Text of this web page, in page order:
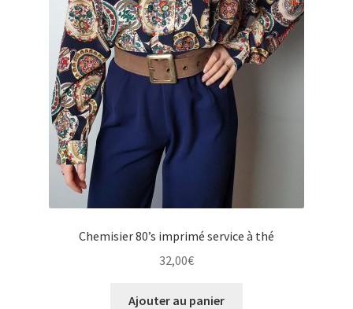
Chemisier 80’s imprimé service à thé
32,00€
Ajouter au panier